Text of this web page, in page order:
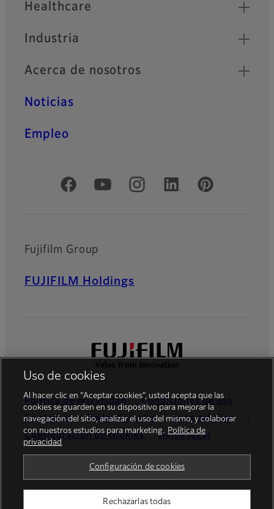
Healthcare
Industria
Acerca de nosotros
Noticias
Empleo
Redes sociales oficiales
Fujifilm Group
FUJIFILM Holdings
Política de privacidad
Condiciones de uso
Contactar
Redes Sociales
Apps móviles
Configuración de cookies
Aviso legal
Global site
© FUJIFILM Europe GmbH
Uso de cookies
Al hacer clic en “Aceptar cookies”, usted acepta que las
cookies se guarden en su dispositivo para mejorar la
navegación del sitio, analizar el uso del mismo, y colaborar
con nuestros estudios para marketing. Política de
privacidad
Configuración de cookies
Rechazarlas todas